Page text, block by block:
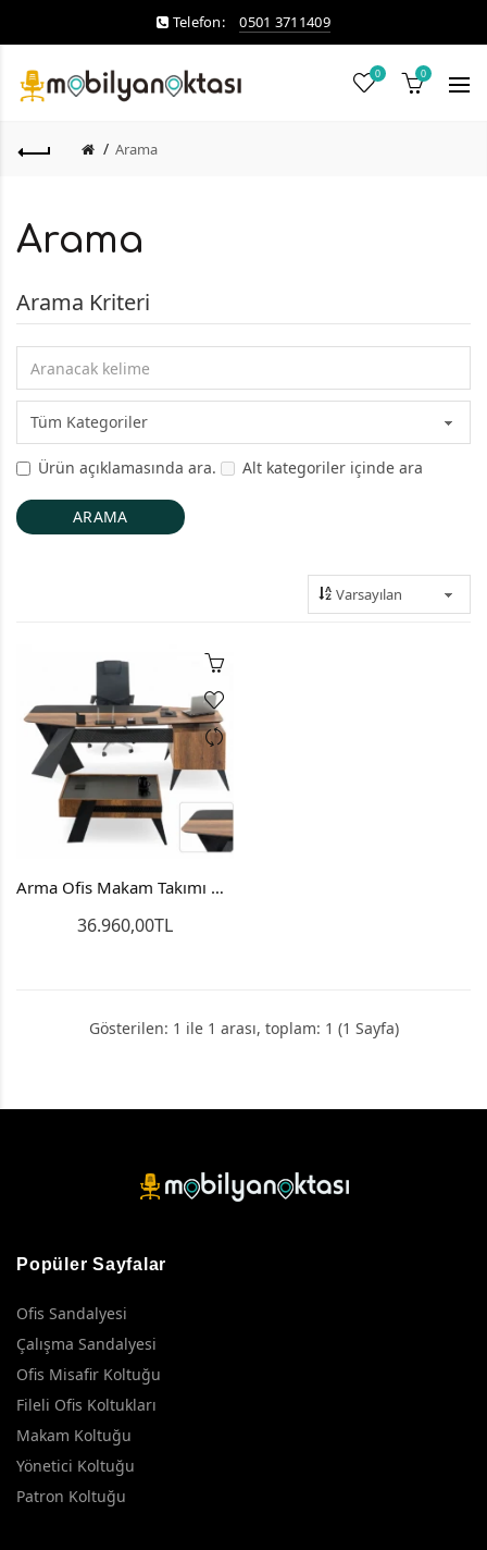
Telefon: 0501 3711409
0 0
Arama
Arama
Arama Kriteri
Ürün açıklamasında ara. Alt kategoriler içinde ara
Arma Ofis Makam Takımı Masa Dolap Sehpa
36.960,00TL
Gösterilen: 1 ile 1 arası, toplam: 1 (1 Sayfa)
Popüler Sayfalar
Ofis Sandalyesi
Çalışma Sandalyesi
Ofis Misafir Koltuğu
Fileli Ofis Koltukları
Makam Koltuğu
Yönetici Koltuğu
Patron Koltuğu